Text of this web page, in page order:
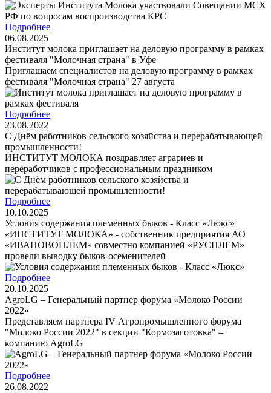
Подробнее
06.08.2025
Институт молока приглашает на деловую программу в рамках
фестиваля "Молочная страна" в Уфе
Приглашаем специалистов на деловую программу в рамках
фестиваля "Молочная страна" 27 августа
Подробнее
23.08.2022
С Днём работников сельского хозяйства и перерабатывающей
промышленности!
ИНСТИТУТ МОЛОКА поздравляет аграриев и
переработчиков с профессиональным праздником
Подробнее
10.10.2025
Условия содержания племенных быков - Класс «Люкс»
«ИНСТИТУТ МОЛОКА» - собственник предприятия АО
«ИВАНОВОПЛЕМ» совместно компанией «РУСПЛЕМ»
провели выводку быков-осеменителей
Подробнее
20.10.2025
AgroLG – Генеральный партнер форума «Молоко России
2022»
Представляем партнера IV Агропромышленного форума
"Молоко России 2022" в секции "Кормозаготовка" –
компанию AgroLG
Подробнее
26.08.2022